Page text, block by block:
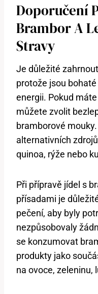
Doporučení
Brambor A
Stravy
Je důležité
protože jsou
energii. Pokud
můžete zvolit
bramborové
alternativních
quinoa, rýže nebo
Při přípravě jídel s
přísadami je
pečení, aby byly
nezpůsobovaly
se konzumovat
produkty jako
na ovoce, zeleninu,